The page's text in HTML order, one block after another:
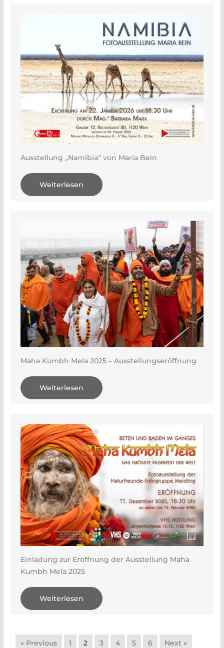
Ausstellung „Namibia“ von Maria Bein
Weiterlesen
Maha Kumbh Mela 2025 – Ausstellungseröffnung
Weiterlesen
Einladung zur Eröffnung der Ausstellung Maha
Kumbh Mela 2025
Weiterlesen
« Previous 1 2 3 4 5 6 Next »